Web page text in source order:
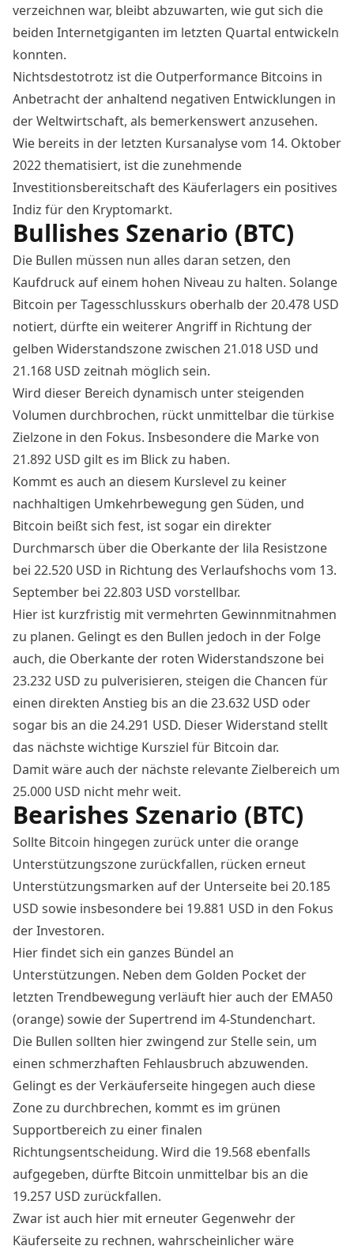
verzeichnen war, bleibt abzuwarten, wie gut sich die
beiden Internetgiganten im letzten Quartal entwickeln
konnten.
Nichtsdestotrotz ist die Outperformance Bitcoins in
Anbetracht der anhaltend negativen Entwicklungen in
der Weltwirtschaft, als bemerkenswert anzusehen.
Wie bereits in der letzten Kursanalyse vom 14. Oktober
2022thematisiert, ist die zunehmende
Investitionsbereitschaft des Käuferlagers ein positives
Indiz für den Kryptomarkt.
Bullishes Szenario (BTC)
Die Bullen müssen nun alles daran setzen, den
Kaufdruck auf einem hohen Niveau zu halten. Solange
Bitcoin per Tagesschlusskurs oberhalb der 20.478 USD
notiert, dürfte ein weiterer Angriff in Richtung der
gelben Widerstandszone zwischen 21.018 USD und
21.168 USD zeitnah möglich sein.
Wird dieser Bereich dynamisch unter steigenden
Volumen durchbrochen, rückt unmittelbar die türkise
Zielzone in den Fokus. Insbesondere die Marke von
21.892 USD gilt es im Blick zu haben.
Kommt es auch an diesem Kurslevel zu keiner
nachhaltigen Umkehrbewegung gen Süden, und
Bitcoin beißt sich fest, ist sogar ein direkter
Durchmarsch über die Oberkante der lila Resistzone
bei 22.520 USD in Richtung des Verlaufshochs vom 13.
September bei 22.803 USD vorstellbar.
Hier ist kurzfristig mit vermehrten Gewinnmitnahmen
zu planen. Gelingt es den Bullen jedoch in der Folge
auch, die Oberkante der roten Widerstandszone bei
23.232 USD zu pulverisieren, steigen die Chancen für
einen direkten Anstieg bis an die 23.632 USD oder
sogar bis an die 24.291 USD. Dieser Widerstand stellt
das nächste wichtige Kursziel für Bitcoin dar.
Damit wäre auch der nächste relevante Zielbereich um
25.000 USD nicht mehr weit.
Bearishes Szenario (BTC)
Sollte Bitcoin hingegen zurück unter die orange
Unterstützungszone zurückfallen, rücken erneut
Unterstützungsmarken auf der Unterseite bei 20.185
USD sowie insbesondere bei 19.881 USD in den Fokus
der Investoren.
Hier findet sich ein ganzes Bündel an
Unterstützungen. Neben dem Golden Pocket der
letzten Trendbewegung verläuft hier auch der EMA50
(orange) sowie der Supertrend im 4-Stundenchart.
Die Bullen sollten hier zwingend zur Stelle sein, um
einen schmerzhaften Fehlausbruch abzuwenden.
Gelingt es der Verkäuferseite hingegen auch diese
Zone zu durchbrechen, kommt es im grünen
Supportbereich zu einer finalen
Richtungsentscheidung. Wird die 19.568 ebenfalls
aufgegeben, dürfte Bitcoin unmittelbar bis an die
19.257 USD zurückfallen.
Zwar ist auch hier mit erneuter Gegenwehr der
Käuferseite zu rechnen, wahrscheinlicher wäre